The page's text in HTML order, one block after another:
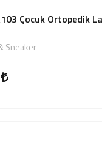
Çocuk Ortopedik
Sneaker